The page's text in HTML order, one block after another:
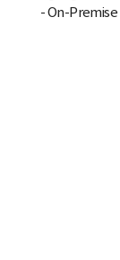
- On-Premise